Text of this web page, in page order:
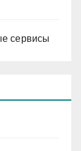
сервисы